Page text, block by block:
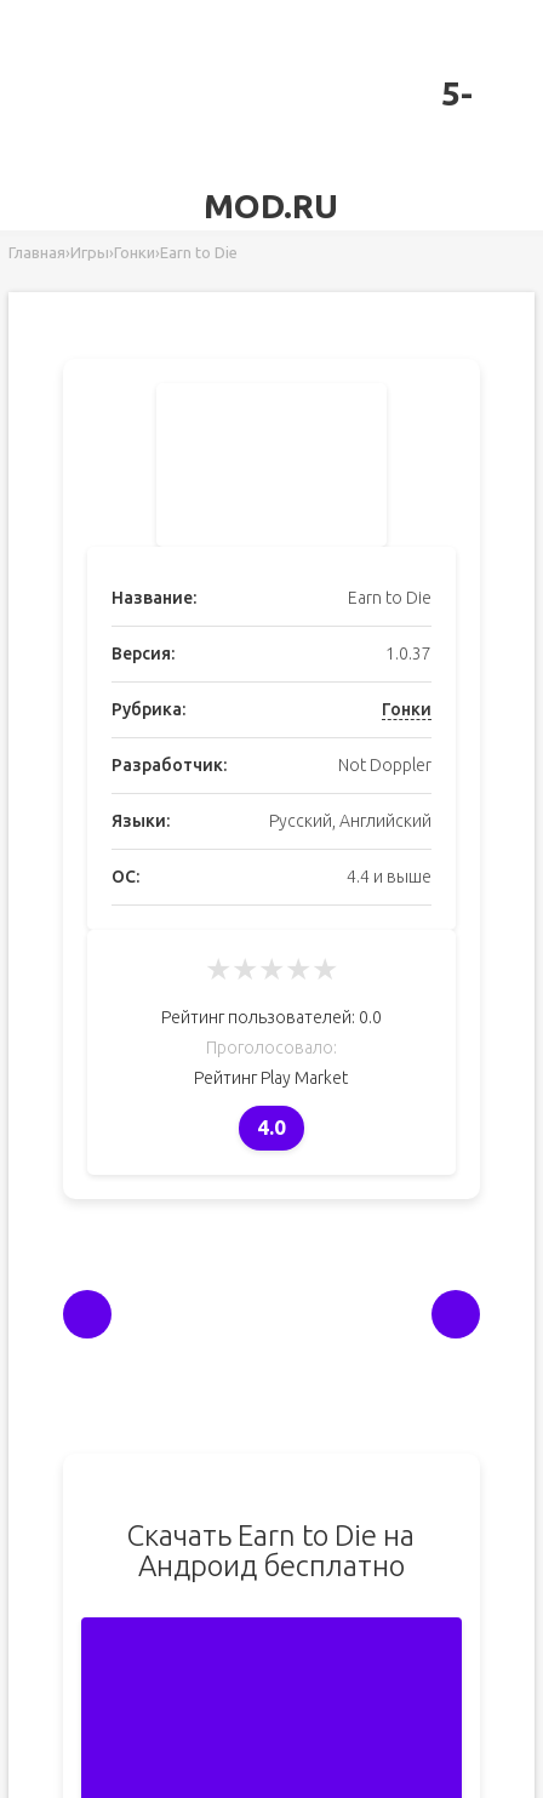
5-
MOD.RU
Главная›Игры›Гонки›Earn to Die
Название: Earn to Die
Версия: 1.0.37
Рубрика: Гонки
Разработчик: Not Doppler
Языки: Русский, Английский
ОС: 4.4 и выше
★★★★★
Рейтинг пользователей: 0.0
Проголосовало:
Рейтинг Play Market
4.0
Скачать Earn to Die на
Андроид бесплатно